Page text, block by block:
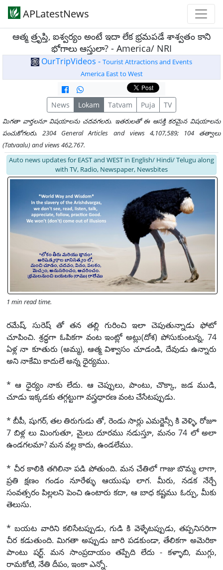
APLatestNews
ఆత్మ త్రృప్తి, ఐశ్వర్యం అంటే ఇదా లేక భ్రమపడే శాశ్వతం కాని
భోగాలు ఆస్తులా? - America/ NRI
OurTripVideos - Tourist Attractions and Events
America East to West
News Lokam Tatvam Puja TV
మిగతా వార్తలనూ విషయాలను చదవగలరు. ఇతరులతో ఈ ఆసక్తి కరమైన విషయాలను
పంచుకోగలరు. 2304 General Articles and views 4,107,589; 104 తత్వాలు
(Tatvaalu) and views 462,767.
Auto news updates for EAST and WEST in English/ Hindi/ Telugu along
with TV, Radio, Newspaper, Newsbites
1 min read time.
రమేష్, సురెష్ తో తన తల్లి గురించి ఇలా చెపుతున్నాడు ఫోటో
చూపించి. శ్రద్ధగా ఓపికగా వంట ఇంట్లో అట్లు(దోశ) పోసుకుంటన్న, 74
ఏళ్ల నా కూతురు (అమ్మ), ఆత్మ విశ్వాసం చూడండి, దేవుడు ఉన్నారు
అని నాకేమి కాదులే అన్న ధైర్యము.
* ఆ ధైర్యం నాకు లేదు. ఆ చెప్పులు, పాంటు, చొక్కా, జడ ముడి,
చూడు ఇక్కడకు తగ్గట్టుగా వస్త్రధారణ వంట చేసేటప్పుడు.
* బీపీ, షుగర్, తల తిరుగుడు తో, రెండు సార్లు ఎమర్జెన్సీ కి వెళ్ళి, రోజూ
7 బిళ్ల లు మింగుతూ, మైలు దూరము నడుస్తూ, మనం 74 లో అలా
ఉండగలమా? మన వల్ల కాదు, ఉండలేము.
* చీర కాలికి తగిలినా పడి పోతుంది. మన చేతిలో గాజు బొమ్మ లాగా,
ప్రతి క్షణం గండం నూరేళ్ళు ఆయుషు లాగ. మీరు, నడక నేర్చే
సంవత్సరం పిల్లలని పెంచి ఉంటారు కదా, ఆ బాధ కష్టము ఓర్పు, మీకు
తెలుసు.
* బయట వారిని కలిసేటప్పుడు, గుడి కి వెళ్ళేటప్పుడు, తప్పనిసరిగా
చీర కడుతుంది. మిగతా అప్పుడు జారి పడకుండా, తేలికగా అమెరికా
పాంటు షర్ట్. మన సాంప్రదాయం తప్పేది లేదు - కళ్ళాబి, ముగ్గు,
రామకోటి, నేతి దీపం, ఇంకా ఎన్నో.